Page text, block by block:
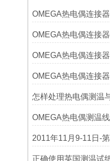
OMEGA热电偶连接
正确使用英国测温试